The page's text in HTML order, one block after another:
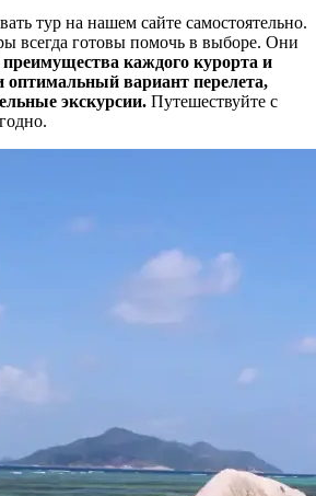
тур на нашем сайте самостоятельно.
всегда готовы помочь в выборе. Они
каждого курорта и
оптимальный вариант перелета,
экскурсии. Путешествуйте с